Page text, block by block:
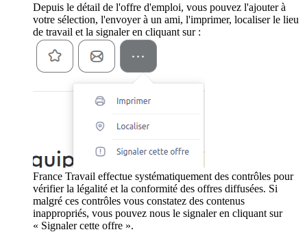
Depuis le détail de l'offre d'emploi, vous pouvez l'ajouter à
votre sélection, l'envoyer à un ami, l'imprimer, localiser le lieu
de travail et la signaler en cliquant sur :
France Travail effectue systématiquement des contrôles pour
vérifier la légalité et la conformité des offres diffusées. Si
malgré ces contrôles vous constatez des contenus
inappropriés, vous pouvez nous le signaler en cliquant sur
« Signaler cette offre ».